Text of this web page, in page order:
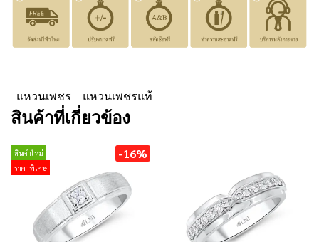
แหวนเพชร แหวนเพชรแท้
สินค้าที่เกี่ยวข้อง
สินค้าใหม่
ราคาพิเศษ
-16%